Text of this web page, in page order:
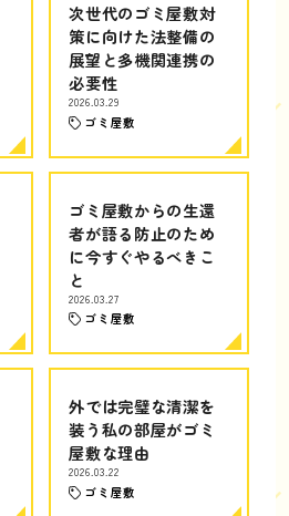
次世代のゴミ屋敷対
策に向けた法整備の
展望と多機関連携の
必要性
2026.03.29
ゴミ屋敷
ゴミ屋敷からの生還
者が語る防止のため
に今すぐやるべきこ
と
2026.03.27
ゴミ屋敷
外では完璧な清潔を
装う私の部屋がゴミ
屋敷な理由
2026.03.22
ゴミ屋敷